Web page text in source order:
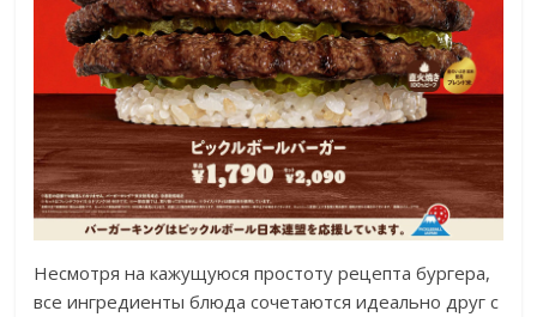
Несмотря на кажущуюся простоту рецепта бургера,
все ингредиенты блюда сочетаются идеально друг с